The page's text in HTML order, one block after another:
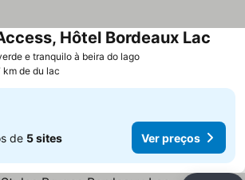
e tranquilo à beira do lago
Hôtel Bordeaux Lac
km de du lac
de 5 sites Ver preços